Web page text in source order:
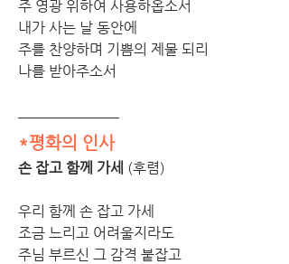
주 영광 위하여 사용하옵소서
내가 사는 날 동안에
주를 찬양하며 기쁨의 제물 되리
나를 받아주소서
*평화의 인사
손 잡고 함께 가세 (후렴)
우리 함께 손 잡고 가세
조금 느리고 어려울지라도
주님 부르신 그 감격 붙잡고